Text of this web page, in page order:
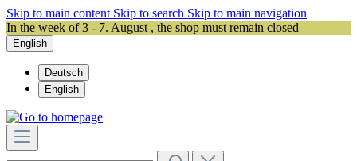
Skip to main content Skip to search Skip to main navigation
In the week of 3 - 7. August , the shop must remain closed
English
Deutsch
English